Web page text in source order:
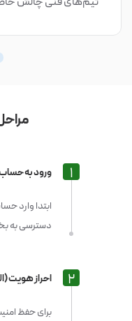
1 ورود به
ابتدا وارد
دسترسی به
2 احراز هویت
برای حفظ